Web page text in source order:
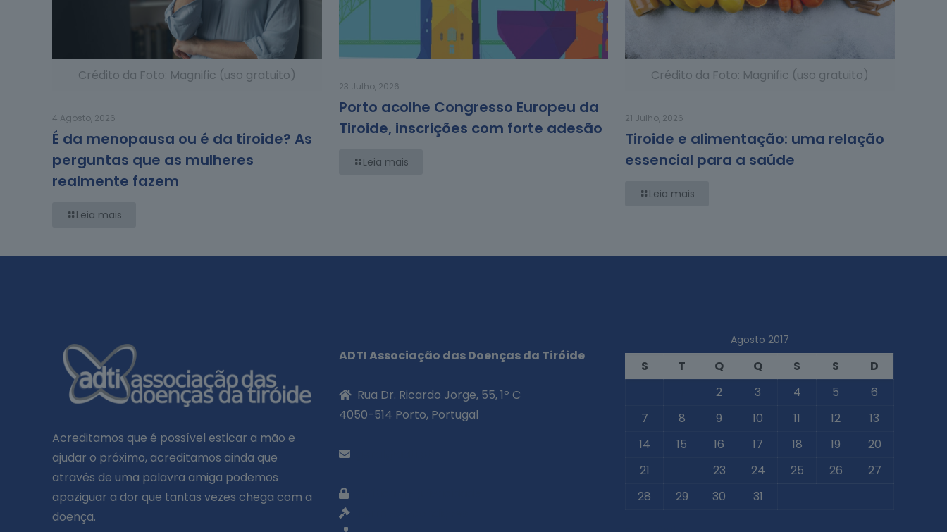
Crédito da Foto: Magnific (uso gratuito)
4 Agosto, 2026
É da menopausa ou é da tiroide? As
perguntas que as mulheres
realmente fazem
Leia mais
23 Julho, 2026
Porto acolhe Congresso Europeu da
Tiroide, inscrições com forte adesão
Leia mais
Crédito da Foto: Magnific (uso gratuito)
21 Julho, 2026
Tiroide e alimentação: uma relação
essencial para a saúde
Leia mais
Acreditamos que é possível esticar a mão e
ajudar o próximo, acreditamos ainda que
através de uma palavra amiga podemos
apaziguar a dor que tantas vezes chega com a
doença.
ADTI Associação das Doenças da Tiróide
Rua Dr. Ricardo Jorge, 55, 1º C
4050-514 Porto, Portugal
Agosto 2017
S T Q Q S S
D
2 3 4 5
6
7
8 9 10 11 12
13
14
15 16 17 18 19
20
21
23 24 25 26
27
28
29 30 31